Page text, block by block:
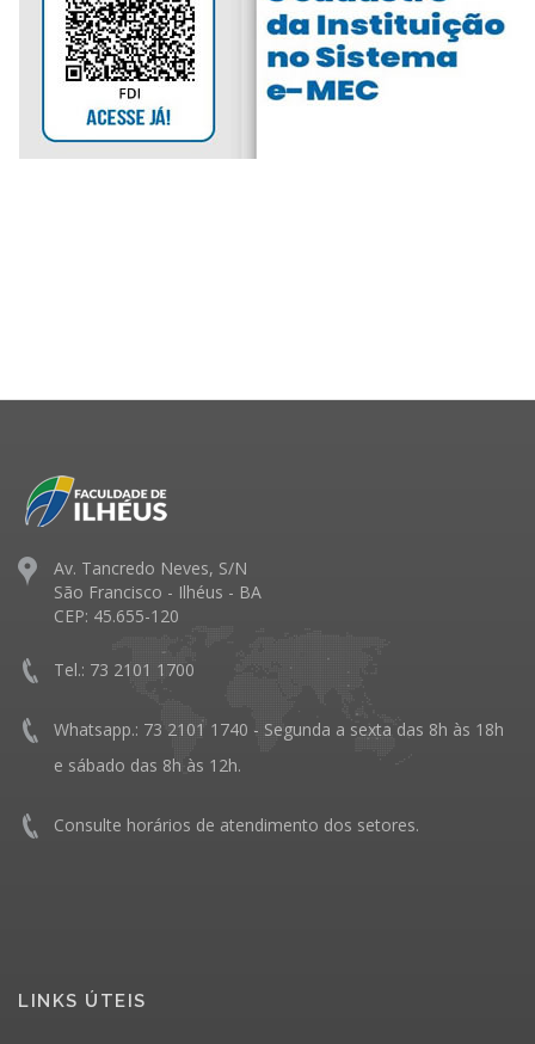
Av. Tancredo Neves, S/N
São Francisco - Ilhéus - BA
CEP: 45.655-120
Tel.: 73 2101 1700
Whatsapp.: 73 2101 1740 - Segunda a sexta das 8h às 18h
e sábado das 8h às 12h.
Consulte horários de atendimento dos setores.
LINKS ÚTEIS